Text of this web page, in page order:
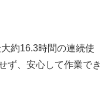
約16.3時間の連続使
ず、安心して作業でき